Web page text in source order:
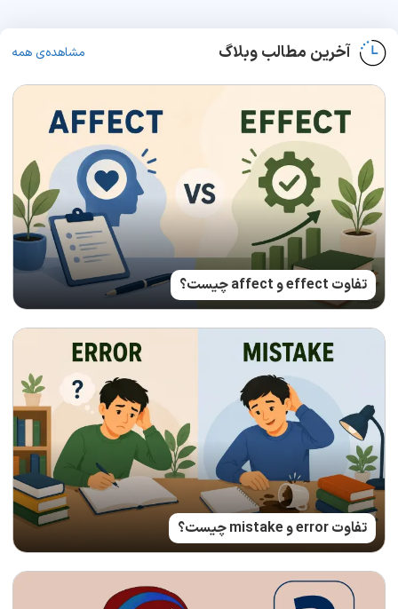
آخرین مطالب وبلاگ مشاهده‌ی همه
تفاوت effect و affect چیست؟
تفاوت error و mistake چیست؟